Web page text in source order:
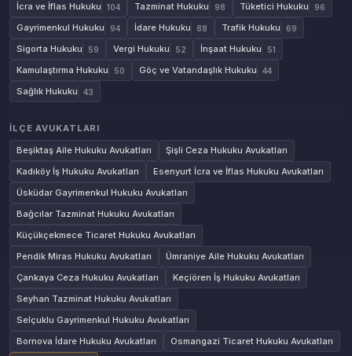
İcra ve İflas Hukuku 104 Tazminat Hukuku 98 Tüketici Hukuku 96
Gayrimenkul Hukuku 94 İdare Hukuku 88 Trafik Hukuku 69
Sigorta Hukuku 59 Vergi Hukuku 52 İnşaat Hukuku 51
Kamulaştırma Hukuku 50 Göç ve Vatandaşlık Hukuku 44
Sağlık Hukuku 43
İLÇE AVUKATLARI
Beşiktaş Aile Hukuku Avukatları
Şişli Ceza Hukuku Avukatları
Kadıköy İş Hukuku Avukatları
Esenyurt İcra ve İflas Hukuku Avukatları
Üsküdar Gayrimenkul Hukuku Avukatları
Bağcılar Tazminat Hukuku Avukatları
Küçükçekmece Ticaret Hukuku Avukatları
Pendik Miras Hukuku Avukatları
Ümraniye Aile Hukuku Avukatları
Çankaya Ceza Hukuku Avukatları
Keçiören İş Hukuku Avukatları
Seyhan Tazminat Hukuku Avukatları
Selçuklu Gayrimenkul Hukuku Avukatları
Bornova İdare Hukuku Avukatları
Osmangazi Ticaret Hukuku Avukatları